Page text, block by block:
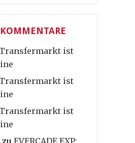
Transfermarkt ist
Transfermarkt ist
Transfermarkt ist